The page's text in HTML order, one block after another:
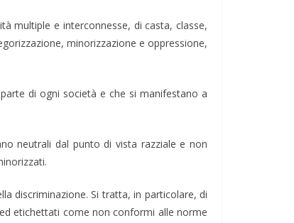
multiple e interconnesse, di casta, classe,
minorizzazione e oppressione,
di ogni società e che si manifestano a
neutrali dal punto di vista razziale e non
discriminazione. Si tratta, in particolare, di
etichettati come non conformi alle norme